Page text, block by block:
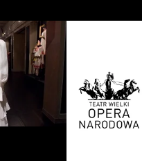
Jarosław
Mazurek